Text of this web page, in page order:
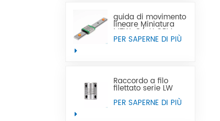
guida di movimento
lineare Miniatura
MTW-C/-H OEM
ODM
PER SAPERNE DI PIÙ
Raccordo a filo
filettato serie LW
PER SAPERNE DI PIÙ